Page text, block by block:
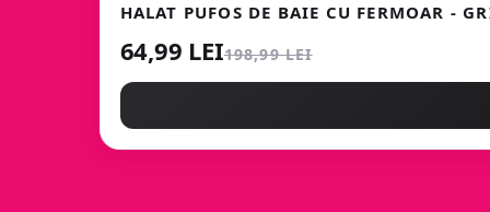
HALAT PUFOS DE BAIE CU FERMOAR -
64,99 LEI198,99 LEI